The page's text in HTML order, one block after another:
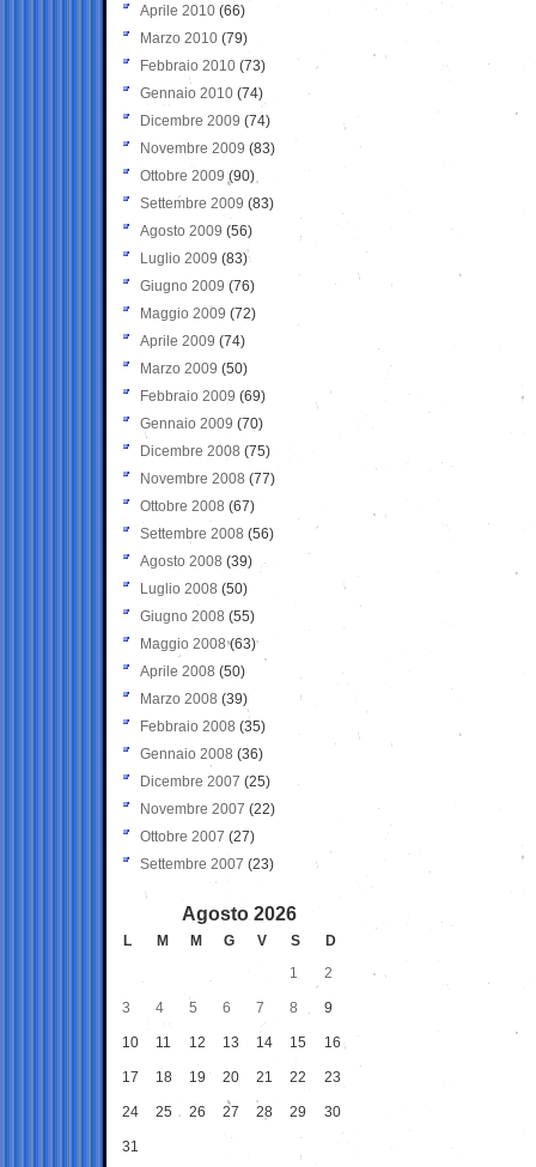
Aprile 2010 (66)
Marzo 2010 (79)
Febbraio 2010 (73)
Gennaio 2010 (74)
Dicembre 2009 (74)
Novembre 2009 (83)
Ottobre 2009 (90)
Settembre 2009 (83)
Agosto 2009 (56)
Luglio 2009 (83)
Giugno 2009 (76)
Maggio 2009 (72)
Aprile 2009 (74)
Marzo 2009 (50)
Febbraio 2009 (69)
Gennaio 2009 (70)
Dicembre 2008 (75)
Novembre 2008 (77)
Ottobre 2008 (67)
Settembre 2008 (56)
Agosto 2008 (39)
Luglio 2008 (50)
Giugno 2008 (55)
Maggio 2008(63)
Aprile 2008 (50)
Marzo 2008 (39)
Febbraio 2008 (35)
Gennaio 2008 (36)
Dicembre 2007 (25)
Novembre 2007 (22)
Ottobre 2007 (27)
Settembre 2007 (23)
Agosto 2026
L M M G V S
D
1
2
3 4 5 6 7 8 9
10 11 12 13 14 15 16
17 18 19 20 21 22 23
24 25 26 27 28 29 30
31